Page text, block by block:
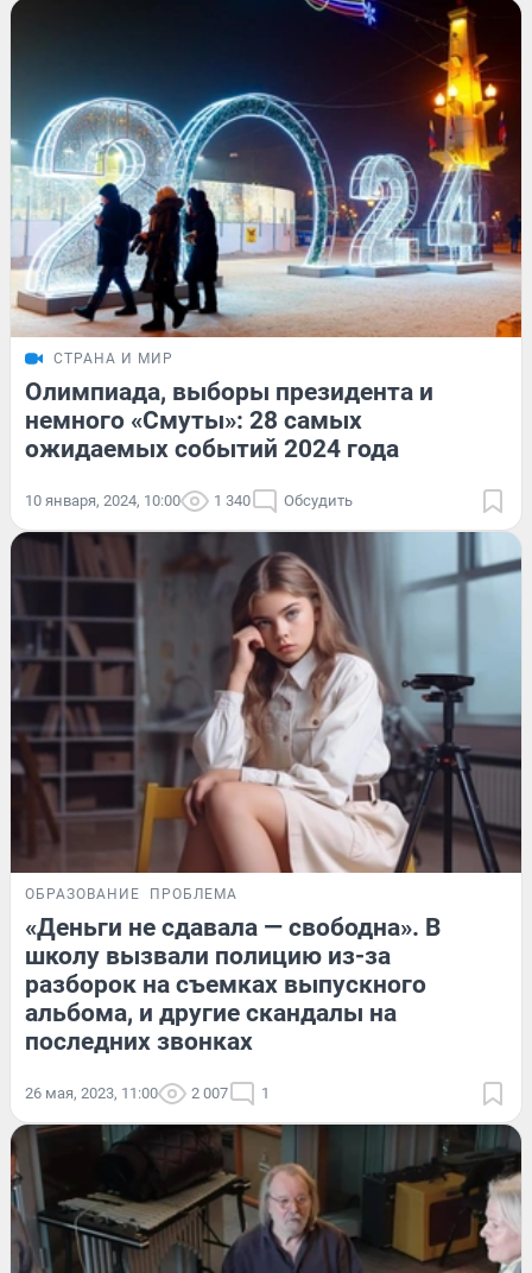
СТРАНА И МИР
Олимпиада, выборы президента и
немного «Смуты»: 28 самых
ожидаемых событий 2024 года
10 января, 2024, 10:00 1 340 Обсудить
ОБРАЗОВАНИЕ ПРОБЛЕМА
«Деньги не сдавала — свободна». В
школу вызвали полицию из-за
разборок на съемках выпускного
альбома, и другие скандалы на
последних звонках
26 мая, 2023, 11:00 2 007 1